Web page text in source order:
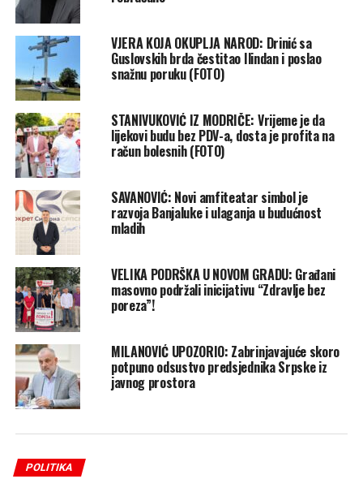
VJERA KOJA OKUPLJA NAROD: Drinić sa
Guslovskih brda čestitao Ilindan i poslao
snažnu poruku (FOTO)
STANIVUKOVIĆ IZ MODRIČE: Vrijeme je da
lijekovi budu bez PDV-a, dosta je profita na
račun bolesnih (FOTO)
SAVANOVIĆ: Novi amfiteatar simbol je
razvoja Banjaluke i ulaganja u budućnost
mladih
VELIKA PODRŠKA U NOVOM GRADU: Građani
masovno podržali inicijativu “Zdravlje bez
poreza”!
MILANOVIĆ UPOZORIO: Zabrinjavajuće skoro
potpuno odsustvo predsjednika Srpske iz
javnog prostora
POLITIKA